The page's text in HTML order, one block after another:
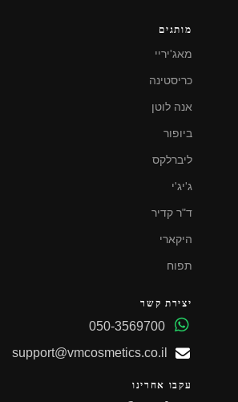
מותגים
מאג'יריי
כריסטינה
אנה לוטן
ביופור
ליברלקס
ג'יג'י
ד"ר קדיר
היקארי
תפוח
יצירת קשר
050-3569700
support@vmcosmetics.co.il
עקבו אחרינו